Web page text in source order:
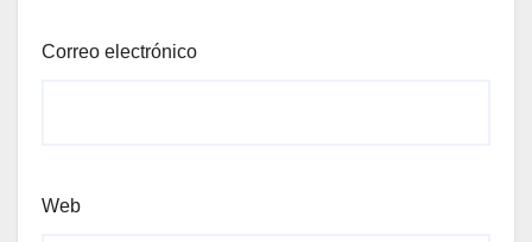
Correo electrónico
Web